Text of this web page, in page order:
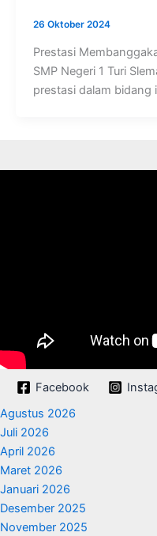
26 Oktober 2024
Prestasi
SMP Negeri 1 Turi
prestasi dalam
Facebook
Agustus 2026
Juli 2026
April 2026
Maret 2026
Januari 2026
Desember 2025
November 2025